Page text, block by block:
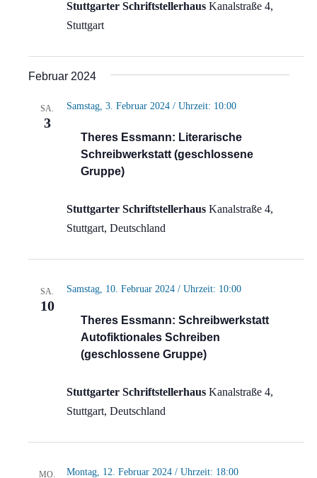
Stuttgarter Schriftstellerhaus Kanalstraße 4,
Stuttgart
Februar 2024
SA.
3
Theres Essmann: Literarische
Schreibwerkstatt (geschlossene
Gruppe)
Samstag, 3. Februar 2024 / Uhrzeit: 10:00
Stuttgarter Schriftstellerhaus Kanalstraße 4,
Stuttgart, Deutschland
SA.
10
Theres Essmann: Schreibwerkstatt
Autofiktionales Schreiben
(geschlossene Gruppe)
Samstag, 10. Februar 2024 / Uhrzeit: 10:00
Stuttgarter Schriftstellerhaus Kanalstraße 4,
Stuttgart, Deutschland
MO. Montag, 12. Februar 2024 / Uhrzeit: 18:00